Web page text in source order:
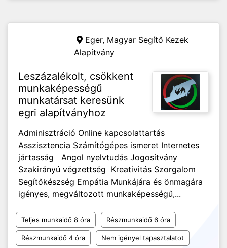
Eger, Magyar Segítő Kezek
Alapítvány
Leszázalékolt, csökkent
munkaképességű
munkatársat keresünk
egri alapítványhoz
Adminisztráció Online kapcsolattartás
Asszisztencia Számítógépes ismeret Internetes
jártasság Angol nyelvtudás Jogosítvány
Szakirányú végzettség Kreativitás Szorgalom
Segítőkészség Empátia Munkájára és önmagára
igényes, megváltozott munkaképességű,...
Teljes munkaidő 8 óra Részmunkaidő 6 óra
Részmunkaidő 4 óra Nem igényel tapasztalatot